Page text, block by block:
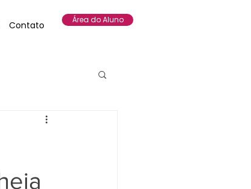
Contato Área do Aluno